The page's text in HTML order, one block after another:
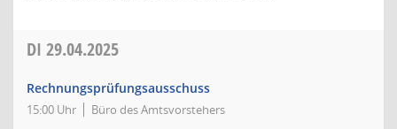
DI 29.04.2025
Rechnungsprüfungsausschuss
15:00 Uhr Büro des Amtsvorstehers